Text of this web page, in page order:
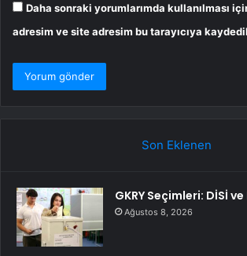
Daha sonraki yorumlarımda kullanılması
adresim ve site adresim bu tarayıcıya
Son Eklenen
GKRY Seçimleri: DİSİ
Ağustos 8, 2026